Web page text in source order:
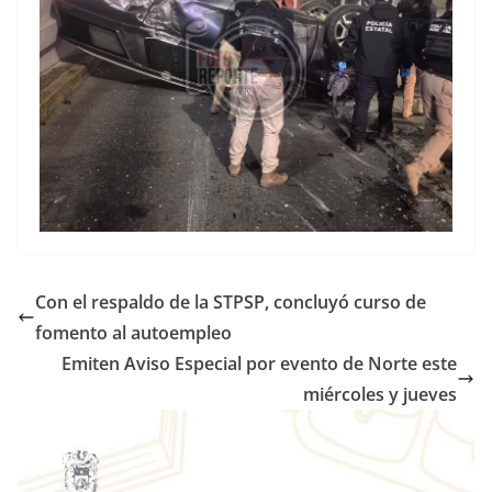
Con el respaldo de la STPSP, concluyó curso de
fomento al autoempleo
Emiten Aviso Especial por evento de Norte este
miércoles y jueves